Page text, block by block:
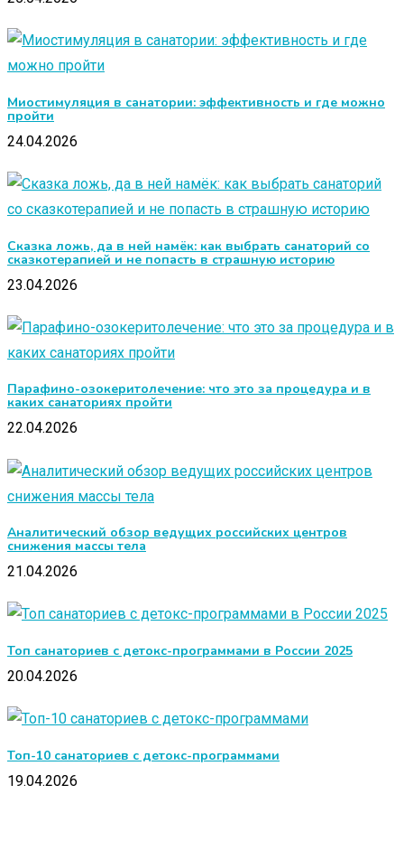
Миостимуляция в санатории: эффективность и где можно
пройти
24.04.2026
Сказка ложь, да в ней намёк: как выбрать санаторий со
сказкотерапией и не попасть в страшную историю
23.04.2026
Парафино-озокеритолечение: что это за процедура и в
каких санаториях пройти
22.04.2026
Аналитический обзор ведущих российских центров
снижения массы тела
21.04.2026
Топ санаториев с детокс-программами в России 2025
20.04.2026
Топ-10 санаториев с детокс-программами
19.04.2026